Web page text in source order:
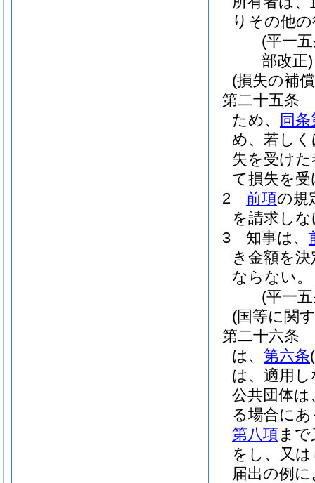
りその他
(平一
部改正)
(損失の補
第二十五条
ため、
同
め、若し
失を受け
て損失を
2
前項の規
を請求し
3
知事は、
き金額を
ならない。
(平一
(国等に関
第二十六条
は、 第六条(
は、適用
公共団体は
る場合に
第八項 ま
をし、又
届出の例